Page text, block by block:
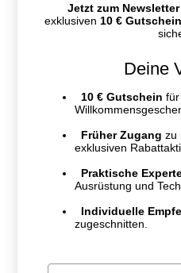
Jetzt zum
exklusiven 10 € Gutschein
Deine
10 € Gutschein
Früher Zugang zu
exklusiven
Praktische
Ausrüstung und
Individuelle
zugeschnitten.